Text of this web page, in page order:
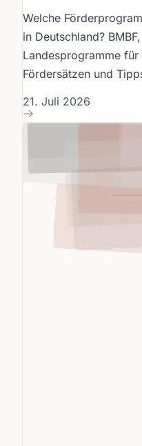
Welche
in Deutschland?
Landesprogramme
Fördersätzen und
21. Juli 2026